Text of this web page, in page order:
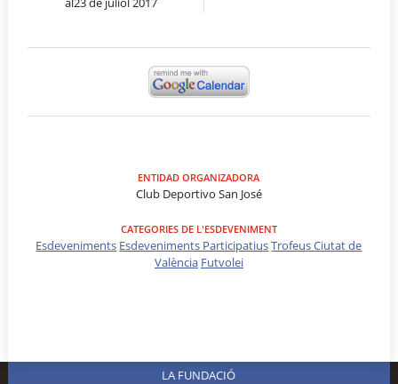
ENTIDAD ORGANIZADORA
Club Deportivo San José
CATEGORIES DE L'ESDEVENIMENT
Esdeveniments Esdeveniments ParticipatiusTrofeus Ciutat de
València Futvolei
LA FUNDACIÓ